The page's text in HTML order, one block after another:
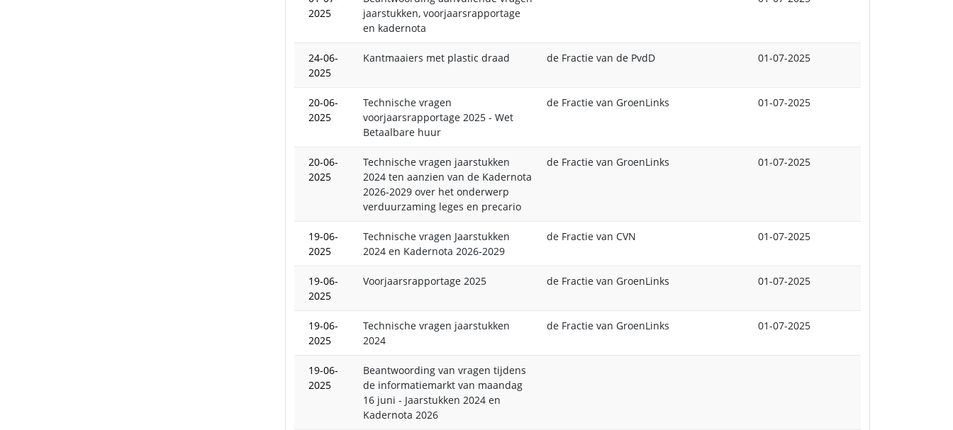
2025
jaarstukken, voorjaarsrapportage
en kadernota
24-06-
2025
Kantmaaiers met plastic draad de Fractie van de PvdD 01-07-2025
20-06-
2025
Technische vragen
voorjaarsrapportage 2025 - Wet
Betaalbare huur
de Fractie van GroenLinks 01-07-2025
20-06-
2025
Technische vragen jaarstukken
2024 ten aanzien van de Kadernota
2026-2029 over het onderwerp
verduurzaming leges en precario
de Fractie van GroenLinks 01-07-2025
19-06-
2025
Technische vragen Jaarstukken
2024 en Kadernota 2026-2029
de Fractie van CVN 01-07-2025
19-06-
2025
Voorjaarsrapportage 2025 de Fractie van GroenLinks 01-07-2025
19-06-
2025
Technische vragen jaarstukken
2024
de Fractie van GroenLinks 01-07-2025
19-06-
2025
Beantwoording van vragen tijdens
de informatiemarkt van maandag
16 juni - Jaarstukken 2024 en
Kadernota 2026